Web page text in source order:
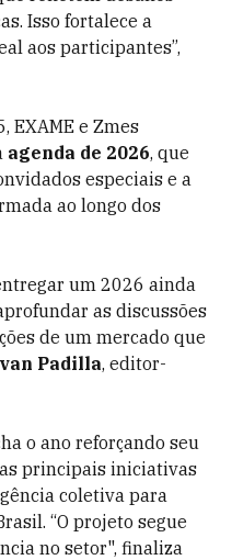
Isso fortalece a
aos participantes”,
EXAME e Zmes
agenda de 2026, que
especiais e a
ao longo dos
um 2026 ainda
as discussões
de um mercado que
Padilla, editor-
o ano reforçando seu
principais iniciativas
coletiva para
“O projeto segue
no setor", finaliza